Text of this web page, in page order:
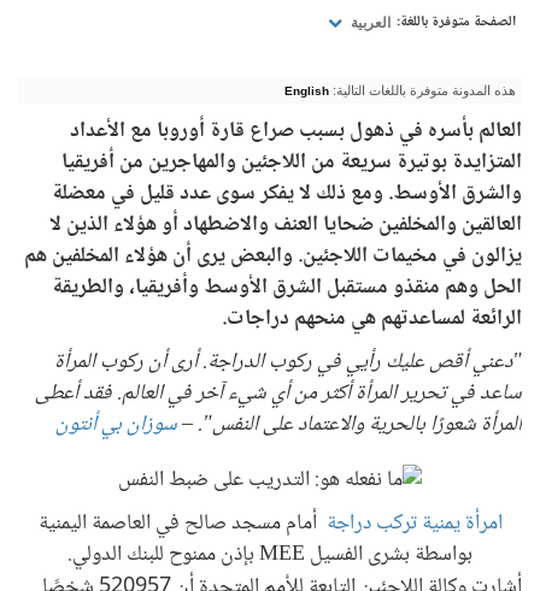
الصفحة متوفرة باللغة: العربية
هذه المدونة متوفرة باللغات التالية: English
العالم بأسره في ذهول بسبب صراع قارة أوروبا مع الأعداد
المتزايدة بوتيرة سريعة من اللاجئين والمهاجرين من أفريقيا
والشرق الأوسط. ومع ذلك لا يفكر سوى عدد قليل في معضلة
العالقين والمخلفين ضحايا العنف والاضطهاد أو هؤلاء الذين لا
يزالون في مخيمات اللاجئين. والبعض يرى أن هؤلاء المخلفين هم
الحل وهم منقذو مستقبل الشرق الأوسط وأفريقيا، والطريقة
الرائعة لمساعدتهم هي منحهم دراجات.
"دعني أقص عليك رأيي في ركوب الدراجة. أرى أن ركوب المرأة
ساعد في تحرير المرأة أكثر من أي شيء آخر في العالم. فقد أعطى
المرأة شعورًا بالحرية والاعتماد على النفس". –سوزان بي أنتون
امرأة يمنية تركب دراجة أمام مسجد صالح في العاصمة اليمنية
بواسطة بشرى الفسيل MEE بإذن ممنوح للبنك الدولي.